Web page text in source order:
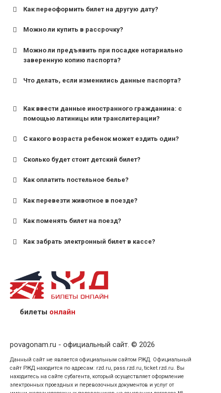
Как переоформить билет на другую дату?
Можно ли купить в рассрочку?
Можно ли предъявить при посадке нотариально
заверенную копию паспорта?
Что делать, если изменились данные паспорта?
Как ввести данные иностранного гражданина: с
помощью латиницы или транслитерации?
С какого возраста ребенок может ездить один?
для поездов дальнего следования — от 10 лет и
для пригородных поездов — от 7 лет.
Сколько будет стоит детский билет?
Как оплатить постельное белье?
Как перевезти животное в поезде?
Как поменять билет на поезд?
Как забрать электронный билет в кассе?
назвав кассиру 14-значный номер заказа;
предъявив удостоверение личности пассажира, на
кого оформлен билет.
билеты онлайн
povagonam.ru - официальный сайт. © 2026
Данный сайт не является официальным сайтом РЖД. Официальный
сайт РЖД находится по адресам: rzd.ru, pass.rzd.ru, ticket.rzd.ru. Вы
находитесь на сайте субагента, который осуществляет оформление
электронных проездных и перевозочных документов и услуг от